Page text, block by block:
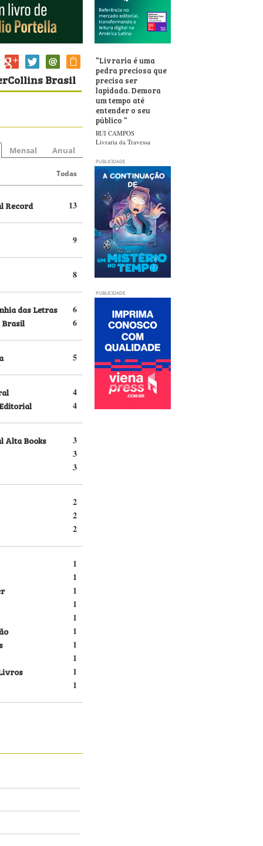
Brasil
Mensal Anual
Todas
13
Record
9
8
6
das Letras
6
5
4
4
3
Alta Books
3
3
2
2
2
1
1
1
1
1
1
1
1
1
1
“Livraria é uma
pedra preciosa que
precisa ser
lapidada. Demora
um tempo até
entender o seu
público ”
RUI CAMPOS
Livraria da Travessa
PUBLICIDADE
PUBLICIDADE